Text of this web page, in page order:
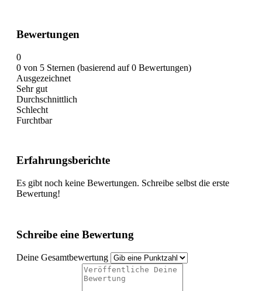
Bewertungen
0
0 von 5 Sternen (basierend auf 0 Bewertungen)
Ausgezeichnet
Sehr gut
Durchschnittlich
Schlecht
Furchtbar
Erfahrungsberichte
Es gibt noch keine Bewertungen. Schreibe selbst die erste
Bewertung!
Schreibe eine Bewertung
Deine Gesamtbewertung